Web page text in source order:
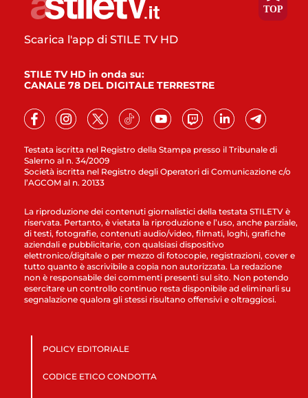
Testata iscritta nel Registro della Stampa presso il Tribunale di
Salerno al n. 34/2009
Società iscritta nel Registro degli Operatori di Comunicazione c/o
l’AGCOM al n. 20133
Scarica l'app di STILE TV HD
STILE TV HD in onda su:
CANALE 78 DEL DIGITALE TERRESTRE
La riproduzione dei contenuti giornalistici della testata STILETV è
riservata. Pertanto, è vietata la riproduzione e l’uso, anche parziale,
di testi, fotografie, contenuti audio/video, filmati, loghi, grafiche
aziendali e pubblicitarie, con qualsiasi dispositivo
elettronico/digitale o per mezzo di fotocopie, registrazioni, cover e
tutto quanto è ascrivibile a copia non autorizzata. La redazione
non è responsabile dei commenti presenti sul sito. Non potendo
esercitare un controllo continuo resta disponibile ad eliminarli su
segnalazione qualora gli stessi risultano offensivi e oltraggiosi.
POLICY EDITORIALE
CODICE ETICO CONDOTTA